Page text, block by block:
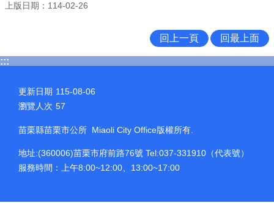
上版日期：114-02-26
回上一頁 回最上面
:::
更新日期 115-08-06
瀏覽人次 57
苗栗縣苗栗市公所 Miaoli City Office版權所有.
地址:(360006)苗栗市府前路76號 Tel:037-331910（代表號）
服務時間：上午8:00~12:00、13:00~17:00